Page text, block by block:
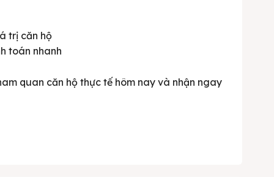
trị căn hộ
toán nhanh
quan căn hộ thực tế hôm nay và nhận ngay